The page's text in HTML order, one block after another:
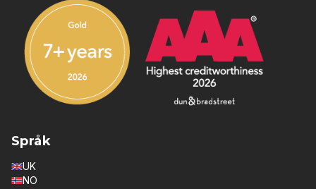
Språk
UK
NO